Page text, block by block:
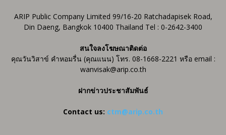
ARIP Public Company Limited 99/16-20 Ratchadapisek Road,
Din Daeng, Bangkok 10400 Thailand Tel : 0-2642-3400
สนใจลงโฆษณาติดต่อ
คุณวันวิสาข์ คำหอมรื่น (คุณแนน) โทร. 08-1668-2221 หรือ email :
wanvisak@arip.co.th
ฝากข่าวประชาสัมพันธ์
Contact us: ctm@arip.co.th